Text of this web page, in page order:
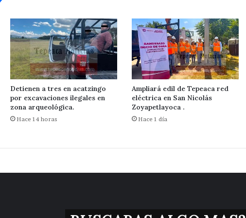
Detienen a tres en acatzingo
por excavaciones ilegales en
zona arqueológica.
Hace 14 horas
Ampliará edil de Tepeaca red
eléctrica en San Nicolás
Zoyapetlayoca .
Hace 1 día